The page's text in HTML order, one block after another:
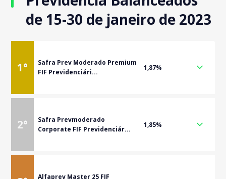
de 15-30 de janeiro de 2023
1°
Safra Prev Moderado Premium
FIF Previdenciári...
1,87%
2°
Safra Prevmoderado
Corporate FIF Previdenciár...
1,85%
Alfaprev Master 25 FIF